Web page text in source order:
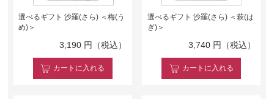
選べるギフト 沙羅(さら) ＜梅(う
め)＞
3,190 円（税込）
カート に入れる
選べるギフト 沙羅(さら) ＜萩(は
ぎ)＞
3,740 円（税込）
カート に入れる